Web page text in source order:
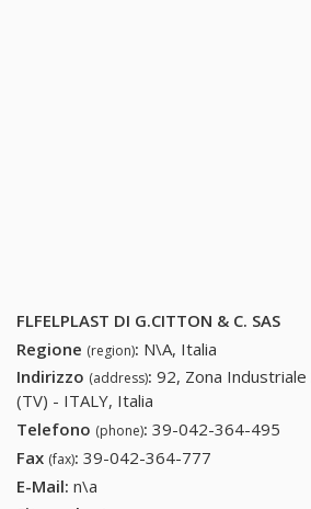
FLFELPLAST DI G.CITTON & C. SAS
Regione (region): N\A, Italia
Indirizzo (address): 92, Zona
(TV) - ITALY, Italia
Telefono (phone): 39-042-364-495
Fax (fax): 39-042-364-777
E-Mail: n\a